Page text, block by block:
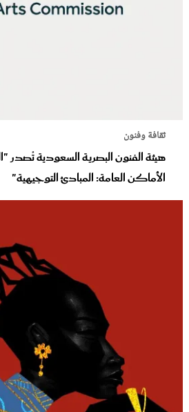
ثقافة وفنون
هيئة الفنون البصرية السعودية تُصدر
الأماكن العامة: المبادئ التوجيهية"